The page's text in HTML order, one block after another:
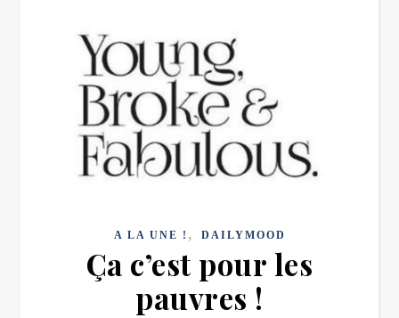
A LA UNE ! , DAILYMOOD
Ça c’est pour les
pauvres !